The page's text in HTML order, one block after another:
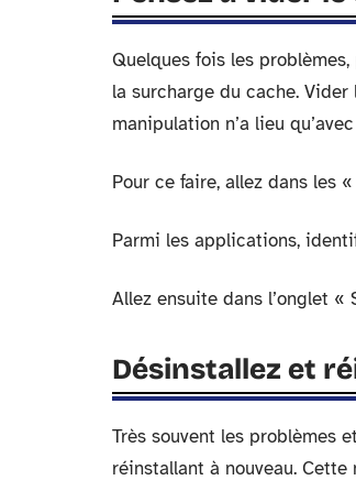
Quelques fois les
la surcharge du cache.
manipulation n’a lieu
Pour ce faire, allez dans les
Parmi les applications,
Allez ensuite dans l’onglet
Désinstallez et
Très souvent les problèmes
réinstallant à nouveau.